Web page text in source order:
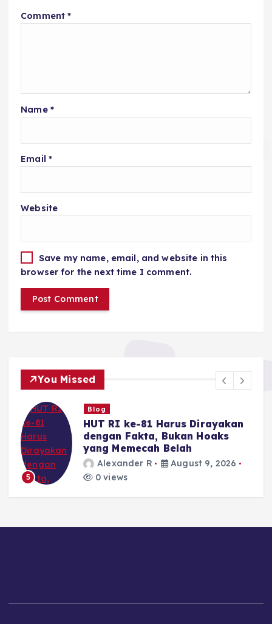
Comment*
Name *
Email *
Website
Save my name, email, and website in this
browser for the next time I comment.
You Missed
5
Blog
HUT RI ke-81 Harus Dirayakan
dengan Fakta, Bukan Hoaks
yang Memecah Belah
Alexander R
August 9, 2026
0 views